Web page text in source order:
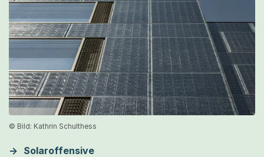
© Bild: Kathrin Schulthess
Solaroffensive